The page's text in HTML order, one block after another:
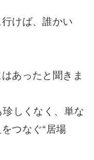
けば、誰かい
あったと聞きま
しくなく、単な
つなぐ“居場